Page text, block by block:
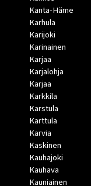
Kanta-Häme
Karhula
Karijoki
Karinainen
Karjaa
Karjalohja
Karjaa
Karkkila
Karstula
Karttula
Karvia
Kaskinen
Kauhajoki
Kauhava
Kauniainen